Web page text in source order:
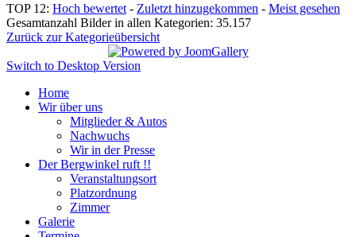
TOP 12: Hoch bewertet - Zuletzt hinzugekommen - Meist gesehen
Gesamtanzahl Bilder in allen Kategorien: 35.157
Zurück zur Kategorieübersicht
Switch to Desktop Version
Home
Wir über uns
Mitglieder & Autos
Nachwuchs
Wir in der Presse
Der Bergwinkel ruft !!
Veranstaltungsort
Platzordnung
Zimmer
Galerie